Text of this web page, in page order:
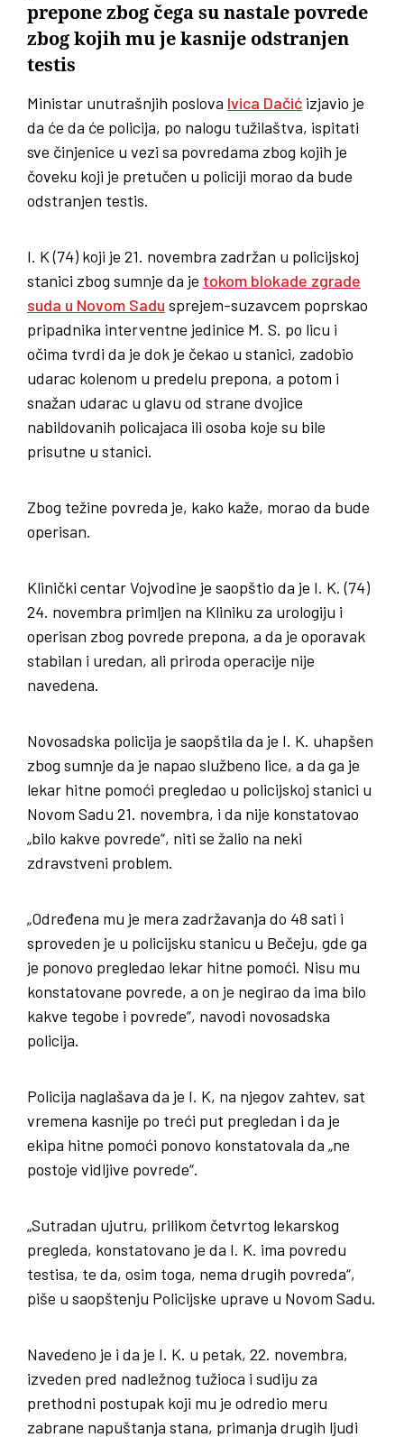
prepone zbog čega su nastale povrede
zbog kojih mu je kasnije odstranjen
testis
Ministar unutrašnjih poslova Ivica Dačić izjavio je
da će da će policija, po nalogu tužilaštva, ispitati
sve činjenice u vezi sa povredama zbog kojih je
čoveku koji je pretučen u policiji morao da bude
odstranjen testis.
I. K (74) koji je 21. novembra zadržan u policijskoj
stanici zbog sumnje da je tokom blokade zgrade
suda u Novom Sadu sprejem-suzavcem poprskao
pripadnika interventne jedinice M. S. po licu i
očima tvrdi da je dok je čekao u stanici, zadobio
udarac kolenom u predelu prepona, a potom i
snažan udarac u glavu od strane dvojice
nabildovanih policajaca ili osoba koje su bile
prisutne u stanici.
Zbog težine povreda je, kako kaže, morao da bude
operisan.
Klinički centar Vojvodine je saopštio da je I. K. (74)
24. novembra primljen na Kliniku za urologiju i
operisan zbog povrede prepona, a da je oporavak
stabilan i uredan, ali priroda operacije nije
navedena.
Novosadska policija je saopštila da je I. K. uhapšen
zbog sumnje da je napao službeno lice, a da ga je
lekar hitne pomoći pregledao u policijskoj stanici u
Novom Sadu 21. novembra, i da nije konstatovao
„bilo kakve povrede“, niti se žalio na neki
zdravstveni problem.
„Određena mu je mera zadržavanja do 48 sati i
sproveden je u policijsku stanicu u Bečeju, gde ga
je ponovo pregledao lekar hitne pomoći. Nisu mu
konstatovane povrede, a on je negirao da ima bilo
kakve tegobe i povrede“, navodi novosadska
policija.
Policija naglašava da je I. K, na njegov zahtev, sat
vremena kasnije po treći put pregledan i da je
ekipa hitne pomoći ponovo konstatovala da „ne
postoje vidljive povrede“.
„Sutradan ujutru, prilikom četvrtog lekarskog
pregleda, konstatovano je da I. K. ima povredu
testisa, te da, osim toga, nema drugih povreda“,
piše u saopštenju Policijske uprave u Novom Sadu.
Navedeno je i da je I. K. u petak, 22. novembra,
izveden pred nadležnog tužioca i sudiju za
prethodni postupak koji mu je odredio meru
zabrane napuštanja stana, primanja drugih ljudi